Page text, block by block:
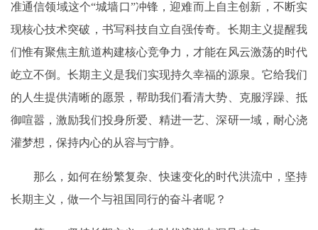
准通信领域这个“城墙口”冲锋，迎难而上自主创新，不断实
现核心技术突破，书写科技自立自强传奇。长期主义提醒我
们惟有聚焦主航道构建核心竞争力，才能在风云激荡的时代
屹立不倒。长期主义是我们实现持久幸福的源泉。它给我们
的人生提供清晰的愿景，帮助我们看清大势、克服浮躁、抵
御喧嚣，激励我们投身所爱、精进一艺、深研一域，耐心浇
灌梦想，保持内心的从容与宁静。
那么，如何在纷繁复杂、快速变化的时代洪流中，坚持
长期主义，做一个与祖国同行的奋斗者呢？